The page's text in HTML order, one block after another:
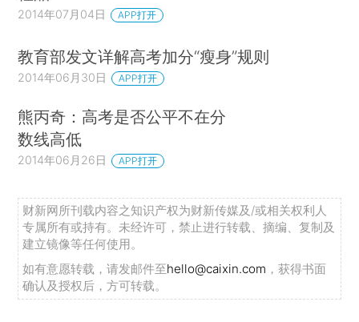
2014年07月04日 APP打开
教育部发文详解高考加分“瘦身”规则
2014年06月30日 APP打开
熊丙奇：高考是否公平不在分
数线高低
2014年06月26日 APP打开
财新网所刊载内容之知识产权为财新传媒及/或相关权利人
专属所有或持有。未经许可，禁止进行转载、摘编、复制及
建立镜像等任何使用。
如有意愿转载，请发邮件至hello@caixin.com ，获得书面
确认及授权后，方可转载。